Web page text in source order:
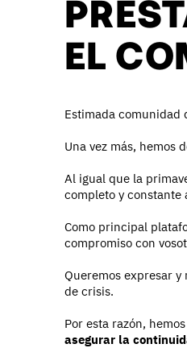
EL
Estimada comunidad
Una vez más, hemos
Al igual que la
completo y constante
Como principal
compromiso con
Queremos expresar y
de crisis.
Por esta razón,
asegurar la